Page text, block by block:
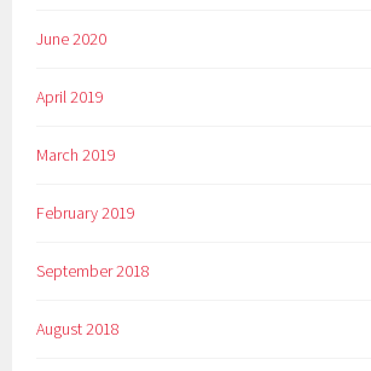
June 2020
April 2019
March 2019
February 2019
September 2018
August 2018